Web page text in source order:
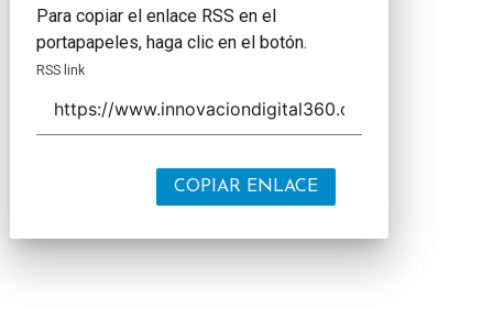
Para copiar el enlace RSS en el
portapapeles, haga clic en el botón.
RSS link
COPIAR ENLACE